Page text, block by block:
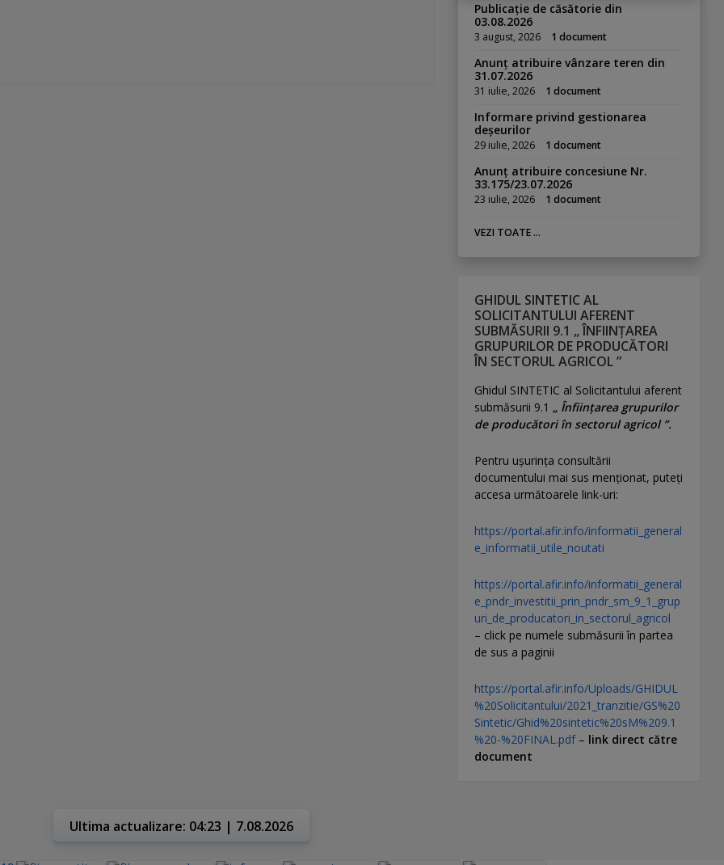
Publicație de căsătorie din
03.08.2026
3 august, 2026 1 document
Anunț atribuire vânzare teren din
31.07.2026
31 iulie, 2026 1 document
Informare privind gestionarea
deșeurilor
29 iulie, 2026 1 document
Anunț atribuire concesiune Nr.
33.175/23.07.2026
23 iulie, 2026 1 document
VEZI TOATE ...
GHIDUL SINTETIC AL
SOLICITANTULUI AFERENT
SUBMĂSURII 9.1 „ ÎNFIINȚAREA
GRUPURILOR DE PRODUCĂTORI
ÎN SECTORUL AGRICOL ”
Ghidul SINTETIC al Solicitantului aferent
submăsurii 9.1 „ Înființarea grupurilor
de producători în sectorul agricol ”.
Pentru uşurinţa consultării
documentului mai sus menţionat, puteţi
accesa următoarele link-uri:
https://portal.afir.info/informatii_general
e_informatii_utile_noutati
https://portal.afir.info/informatii_general
e_pndr_investitii_prin_pndr_sm_9_1_grup
uri_de_producatori_in_sectorul_agricol
– click pe numele submăsurii în partea
de sus a paginii
https://portal.afir.info/Uploads/GHIDUL
%20Solicitantului/2021_tranzitie/GS%20
Sintetic/Ghid%20sintetic%20sM%209.1
%20-%20FINAL.pdf– link direct către
document
Ultima actualizare: 04:23 | 7.08.2026